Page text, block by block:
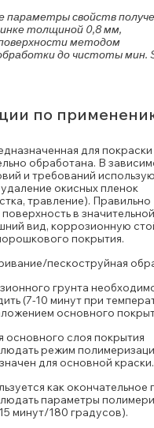
параметры свойств
толщиной 0,8 мм,
методом
до чистоты мин.
по
для
обработана. В
и требований
окисных пленок
травление). Правильно
в
вид, коррозионную
покрытия.
пескоструйная
грунта
(7-10 минут при
основного
основного слоя покрытия
режим
для основной краски.
как окончательное
параметры
минут/180 градусов).